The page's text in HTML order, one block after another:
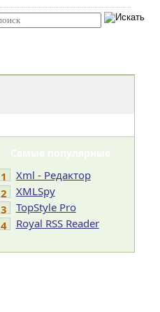
Самые популярные
1
Xml - Редактор
2
XMLSpy
3
TopStyle Pro
4
Royal RSS Reader